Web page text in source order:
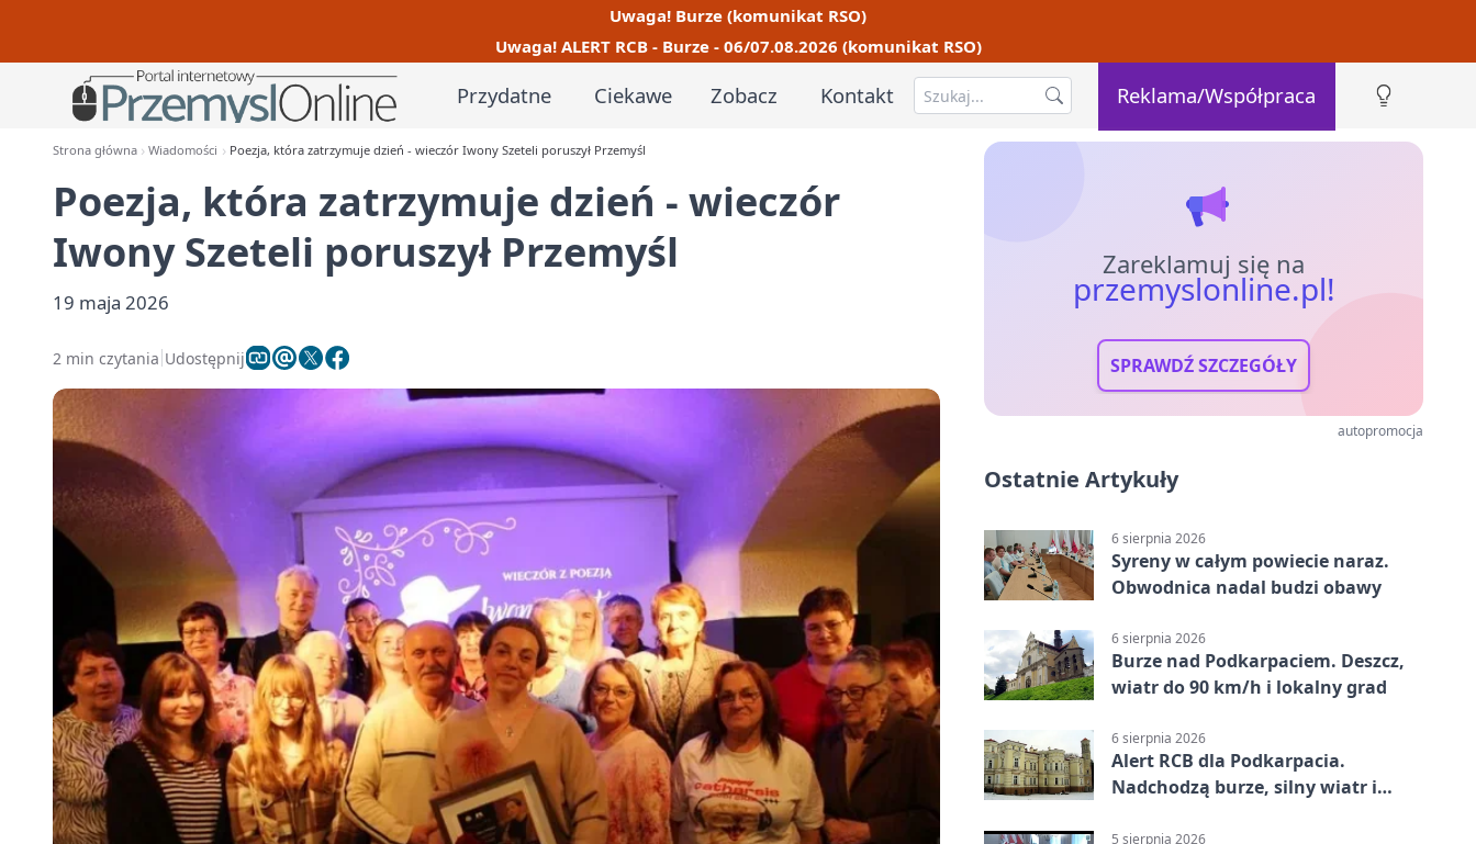
Uwaga! Burze (komunikat RSO)
Uwaga! ALERT RCB - Burze - 06/07.08.2026 (komunikat RSO)
Przydatne Ciekawe Zobacz Kontakt Reklama/Współpraca
Strona główna Wiadomości Poezja, która zatrzymuje dzień - wieczór Iwony Szeteli poruszył Przemyśl
Poezja, która zatrzymuje dzień - wieczór
Iwony Szeteli poruszył Przemyśl
19 maja 2026
2 min czytania Udostępnij
Zareklamuj się na
przemyslonline.pl!
SPRAWDŹ SZCZEGÓŁY
autopromocja
Ostatnie Artykuły
6 sierpnia 2026
Syreny w całym powiecie naraz.
Obwodnica nadal budzi obawy
6 sierpnia 2026
Burze nad Podkarpaciem. Deszcz,
wiatr do 90 km/h i lokalny grad
6 sierpnia 2026
Alert RCB dla Podkarpacia.
Nadchodzą burze, silny wiatr i
5 sierpnia 2026